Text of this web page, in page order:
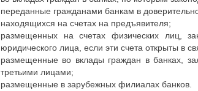
переданные гражданами банкам в
находящихся на счетах на предъявителя;
размещенных на счетах физических лиц,
юридического лица, если эти счета открыты в
размещенные во вклады граждан в банках,
третьими лицами;
размещенные в зарубежных филиалах банков.